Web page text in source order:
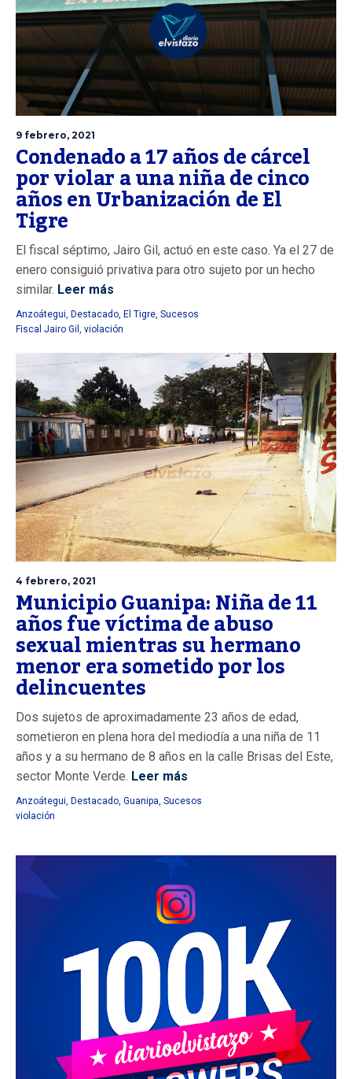
9 febrero, 2021
Condenado a 17 años de cárcel
por violar a una niña de cinco
años en Urbanización de El
Tigre
El fiscal séptimo, Jairo Gil, actuó en este caso. Ya el 27 de
enero consiguió privativa para otro sujeto por un hecho
similar. Leer más
Anzoátegui, Destacado, El Tigre, Sucesos
Fiscal Jairo Gil , violación
4 febrero, 2021
Municipio Guanipa: Niña de 11
años fue víctima de abuso
sexual mientras su hermano
menor era sometido por los
delincuentes
Dos sujetos de aproximadamente 23 años de edad,
sometieron en plena hora del mediodía a una niña de 11
años y a su hermano de 8 años en la calle Brisas del Este,
sector Monte Verde. Leer más
Anzoátegui, Destacado, Guanipa, Sucesos
violación